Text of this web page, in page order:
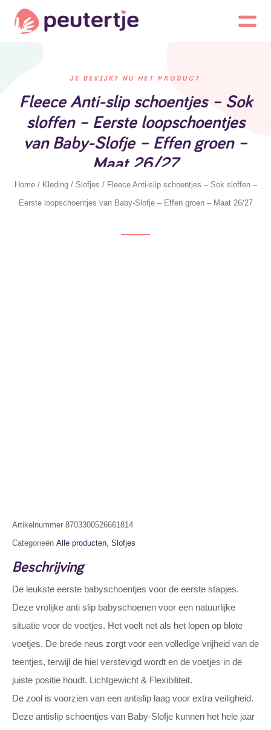
JE BEKIJKT NU HET PRODUCT
Fleece Anti-slip schoentjes – Sok
sloffen – Eerste loopschoentjes
van Baby-Slofje – Effen groen –
Maat 26/27
Home/ Kleding/ Slofjes / Fleece Anti-slip schoentjes – Sok sloffen –
Eerste loopschoentjes van Baby-Slofje – Effen groen – Maat 26/27
Artikelnummer 8703300526661814
Categorieën Alle producten, Slofjes
Beschrijving
De leukste eerste babyschoentjes voor de eerste stapjes.
Deze vrolijke anti slip babyschoenen voor een natuurlijke
situatie voor de voetjes. Het voelt net als het lopen op blote
voetjes. De brede neus zorgt voor een volledige vrijheid van de
teentjes, terwijl de hiel verstevigd wordt en de voetjes in de
juiste positie houdt. Lichtgewicht & Flexibiliteit.
De zool is voorzien van een antislip laag voor extra veiligheid.
Deze antislip schoentjes van Baby-Slofje kunnen het hele jaar